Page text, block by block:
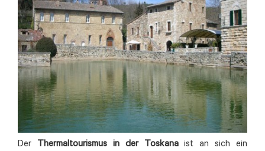
Der Thermaltourismus in der Toskanaist an sich ein